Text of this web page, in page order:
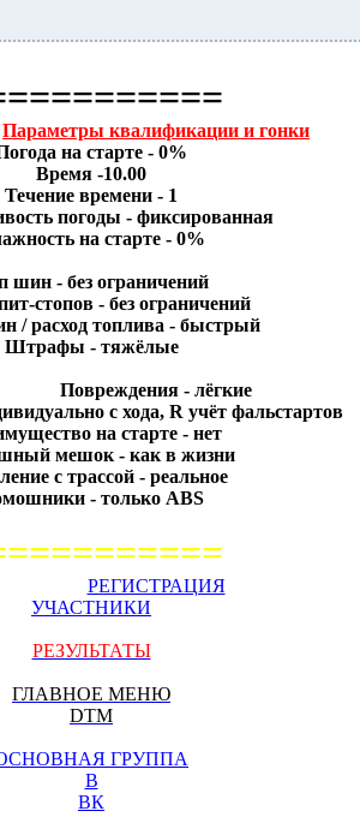
Параметры квалификации и гонки
на старте - 0%
Время -10.00
Течение времени - 1
погоды - фиксированная
на старте - 0%
шин - без ограничений
стопов - без ограничений
/ расход топлива - быстрый
Штрафы - тяжёлые
Повреждения - лёгкие
с хода, R учёт фальстартов
на старте - нет
мешок - как в жизни
с трассой - реальное
- только ABS
РЕГИСТРАЦИЯ
УЧАСТНИКИ
РЕЗУЛЬТАТЫ
ГЛАВНОЕ МЕНЮ
DTM
ГРУППА
В
ВК